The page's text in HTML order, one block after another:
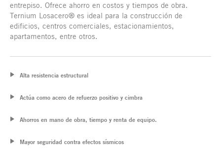
entrepiso. Ofrece ahorro en costos y tiempos de obra.
Ternium Losacero® es ideal para la construcción de
edificios, centros comerciales, estacionamientos,
apartamentos, entre otros.
Alta resistencia estructural
Actúa como acero de refuerzo positivo y cimbra
Ahorros en mano de obra, tiempo y renta de equipo.
Mayor seguridad contra efectos sísmicos